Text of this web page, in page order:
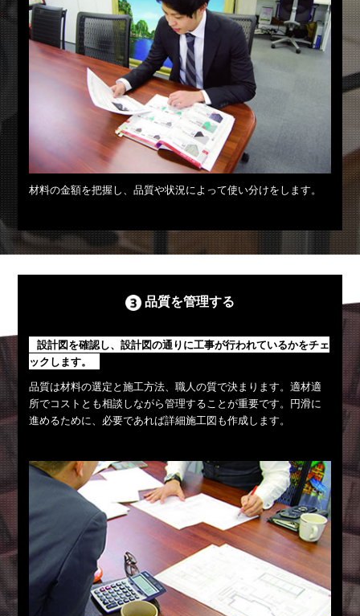
材料の金額を把握し、品質や状況によって使い分けをします。
品質を管理する
設計図を確認し、設計図の通りに工事が行われているかをチェ
ックします。
品質は材料の選定と施工方法、職人の質で決まります。適材適
所でコストとも相談しながら管理することが重要です。円滑に
進めるために、必要であれば詳細施工図も作成します。